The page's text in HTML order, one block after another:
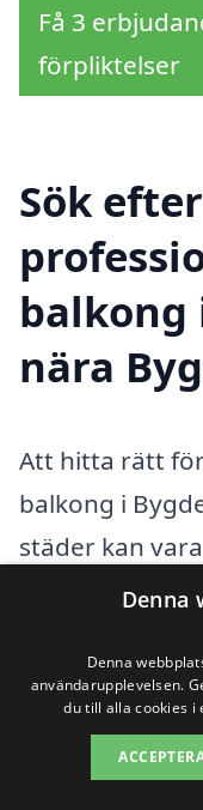
Få 3
förpliktelser
Sök
balkong
nära
Att hitta rätt
balkong i
städer kan
balkong-
kontakt med
som kan
lösningarna.
dina behov är
Denna
Denna
användarupplevelsen.
du till alla cookies i